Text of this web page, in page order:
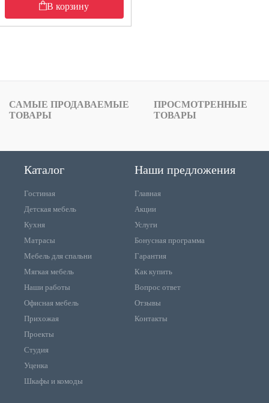
В корзину
САМЫЕ ПРОДАВАЕМЫЕ
ТОВАРЫ
ПРОСМОТРЕННЫЕ
ТОВАРЫ
Каталог
Гостиная
Детская мебель
Кухня
Матрасы
Мебель для спальни
Мягкая мебель
Наши работы
Офисная мебель
Прихожая
Проекты
Студия
Уценка
Шкафы и комоды
Наши предложения
Главная
Акции
Услуги
Бонусная программа
Гарантия
Как купить
Вопрос ответ
Отзывы
Контакты